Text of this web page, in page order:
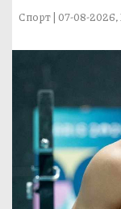
Спорт | 07-08-2026,